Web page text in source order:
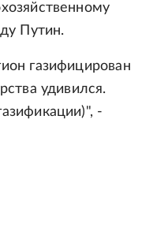
Путин.
газифицирован
удивился.
-